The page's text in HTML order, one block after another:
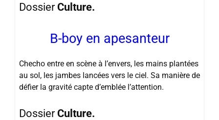
Dossier Culture.
B-boy en apesanteur
Checho entre en scène à l’envers, les mains plantées
au sol, les jambes lancées vers le ciel. Sa manière de
défier la gravité capte d’emblée l’attention.
Dossier Culture.